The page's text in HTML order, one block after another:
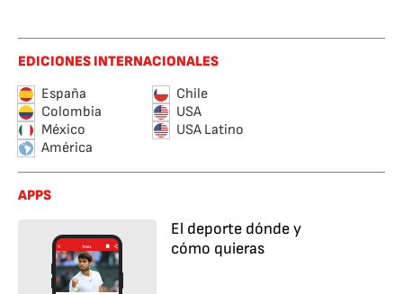
EDICIONES INTERNACIONALES
España
Chile
Colombia
USA
México
USA Latino
América
APPS
El deporte dónde y
cómo quieras